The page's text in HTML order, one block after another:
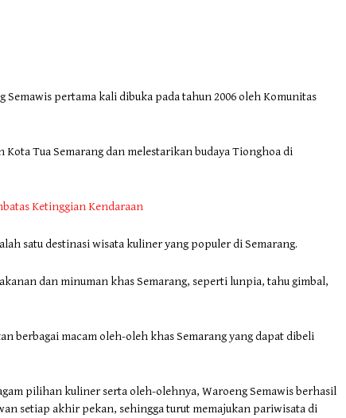
pertama kali dibuka pada tahun 2006 oleh Komunitas
Tua Semarang dan melestarikan budaya Tionghoa di
Ketinggian Kendaraan
satu destinasi wisata kuliner yang populer di Semarang.
dan minuman khas Semarang, seperti lunpia, tahu gimbal,
berbagai macam oleh-oleh khas Semarang yang dapat dibeli
pilihan kuliner serta oleh-olehnya, Waroeng Semawis berhasil
setiap akhir pekan, sehingga turut memajukan pariwisata di